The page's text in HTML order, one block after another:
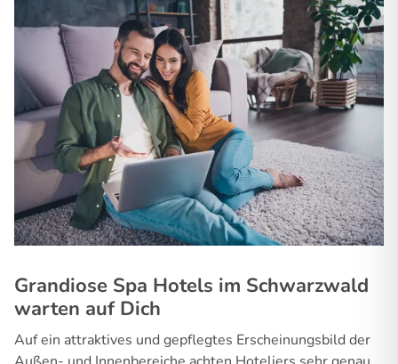
Grandiose Spa Hotels im Schwarzwald
warten auf Dich
Auf ein attraktives und gepflegtes Erscheinungsbild der